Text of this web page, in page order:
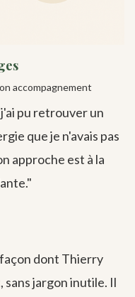
accompagnement
pu retrouver un
que je n'avais pas
approche est à la
dont Thierry
sans jargon inutile. Il